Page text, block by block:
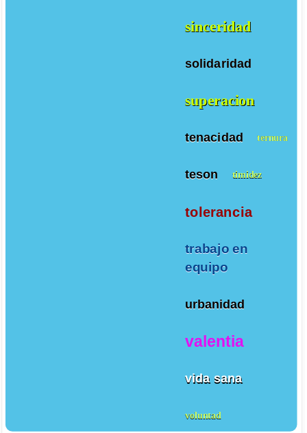
sinceridad
solidaridad
superacion
tenacidad ternura
teson timidez
tolerancia
trabajo en
equipo
urbanidad
valentia
vida sana
voluntad